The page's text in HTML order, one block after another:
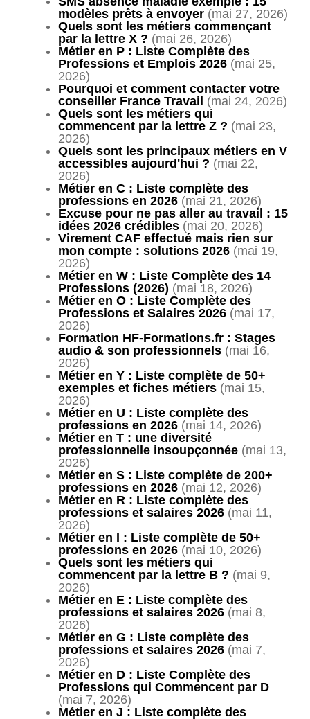
modèles prêts à envoyer (mai 27, 2026)
Quels sont les métiers commençant
par la lettre X ? (mai 26, 2026)
Métier en P : Liste Complète des
Professions et Emplois 2026 (mai 25,
2026)
Pourquoi et comment contacter votre
conseiller France Travail (mai 24, 2026)
Quels sont les métiers qui
commencent par la lettre Z ? (mai 23,
2026)
Quels sont les principaux métiers en V
accessibles aujourd'hui ? (mai 22,
2026)
Métier en C : Liste complète des
professions en 2026 (mai 21, 2026)
Excuse pour ne pas aller au travail : 15
idées 2026 crédibles (mai 20, 2026)
Virement CAF effectué mais rien sur
mon compte : solutions 2026 (mai 19,
2026)
Métier en W : Liste Complète des 14
Professions (2026) (mai 18, 2026)
Métier en O : Liste Complète des
Professions et Salaires 2026 (mai 17,
2026)
Formation HF-Formations.fr : Stages
audio & son professionnels (mai 16,
2026)
Métier en Y : Liste complète de 50+
exemples et fiches métiers (mai 15,
2026)
Métier en U : Liste complète des
professions en 2026 (mai 14, 2026)
Métier en T : une diversité
professionnelle insoupçonnée (mai 13,
2026)
Métier en S : Liste complète de 200+
professions en 2026 (mai 12, 2026)
Métier en R : Liste complète des
professions et salaires 2026 (mai 11,
2026)
Métier en I : Liste complète de 50+
professions en 2026 (mai 10, 2026)
Quels sont les métiers qui
commencent par la lettre B ? (mai 9,
2026)
Métier en E : Liste complète des
professions et salaires 2026 (mai 8,
2026)
Métier en G : Liste complète des
professions et salaires 2026 (mai 7,
2026)
Métier en D : Liste Complète des
Professions qui Commencent par D
(mai 7, 2026)
Métier en J : Liste complète des